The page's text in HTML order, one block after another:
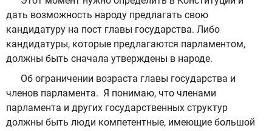
дать возможность народу предлагать свою
кандидатуру на пост главы государства. Либо
кандидатуры, которые предлагаются парламентом,
должны быть сначала утверждены в народе.
Об ограничении возраста главы государства и
членов парламента. Я понимаю, что членами
парламента и других государственных структур
должны быть люди компетентные, имеющие большой